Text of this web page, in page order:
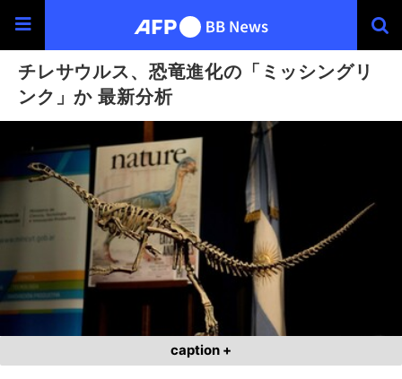
チレサウルス、恐竜進化の「ミッシングリ
ンク」か 最新分析
caption +